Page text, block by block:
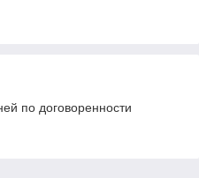
по договоренности